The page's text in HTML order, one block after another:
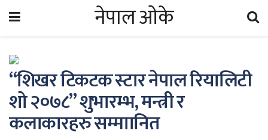
नेपाल ओके
“शिखर टिकटक स्टार नेपाल रियालिटी
शो २०७८” शुभारम्भ, मन्त्री र
कलाकारहरु सम्माानित